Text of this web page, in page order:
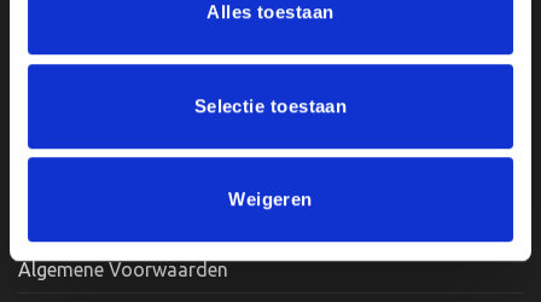
Alles toestaan
Selectie toestaan
Weigeren
Algemene Voorwaarden